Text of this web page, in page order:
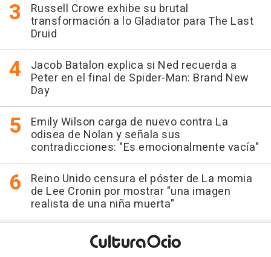
Russell Crowe exhibe su brutal
transformación a lo Gladiator para The Last
Druid
Jacob Batalon explica si Ned recuerda a
Peter en el final de Spider-Man: Brand New
Day
Emily Wilson carga de nuevo contra La
odisea de Nolan y señala sus
contradicciones: "Es emocionalmente vacía"
Reino Unido censura el póster de La momia
de Lee Cronin por mostrar "una imagen
realista de una niña muerta"